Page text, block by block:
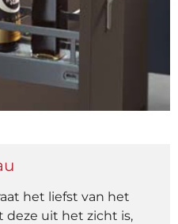
het liefst van het
deze uit het zicht is,